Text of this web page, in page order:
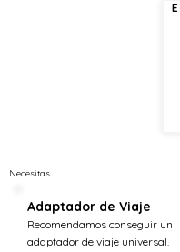
E
Necesitas
Adaptador de Viaje
Recomendamos conseguir un
adaptador de viaje universal.